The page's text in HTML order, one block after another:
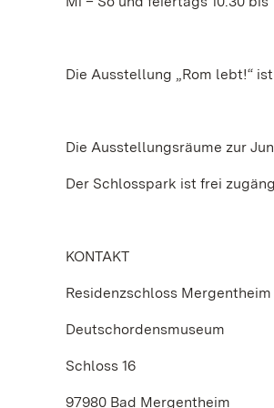
Die Ausstellung „Rom lebt!“
Die Ausstellungsräume zur
Der Schlosspark ist frei
KONTAKT
Residenzschloss Mergentheim
Deutschordensmuseum
Schloss 16
97980 Bad Mergentheim